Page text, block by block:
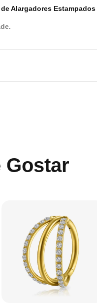
Alargadores Estampados
Gostar